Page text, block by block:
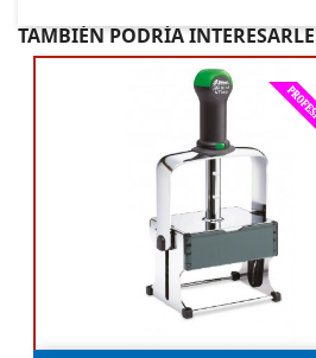
TAMBIÉN PODRÍA INTERESARLE